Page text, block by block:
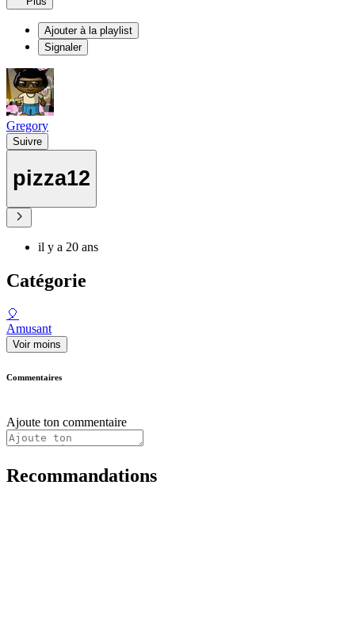
Ajouter à la playlist
Signaler
Gregory
Suivre
pizza12
il y a 20 ans
Catégorie
🎈
Amusant
Voir moins
Commentaires
Ajoute ton commentaire
Recommandations